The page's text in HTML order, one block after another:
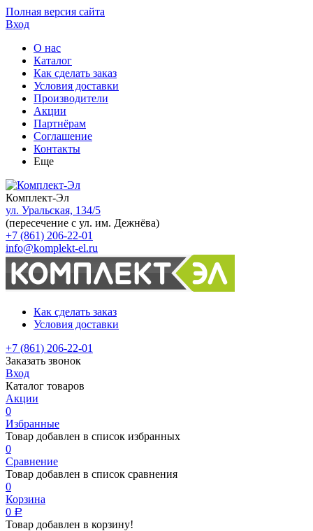
Полная версия сайта
Вход
О нас
Каталог
Как сделать заказ
Условия доставки
Производители
Акции
Партнёрам
Соглашение
Контакты
Еще
Комплект-Эл
ул. Уральская, 134/5
(пересечение с ул. им. Дежнёва)
+7 (861) 206-22-01
info@komplekt-el.ru
Как сделать заказ
Условия доставки
+7 (861) 206-22-01
Заказать звонок
Вход
Каталог товаров
Акции
0
Избранные
Товар добавлен в список избранных
0
Сравнение
Товар добавлен в список сравнения
0
Корзина
0 Р
Товар добавлен в корзину!